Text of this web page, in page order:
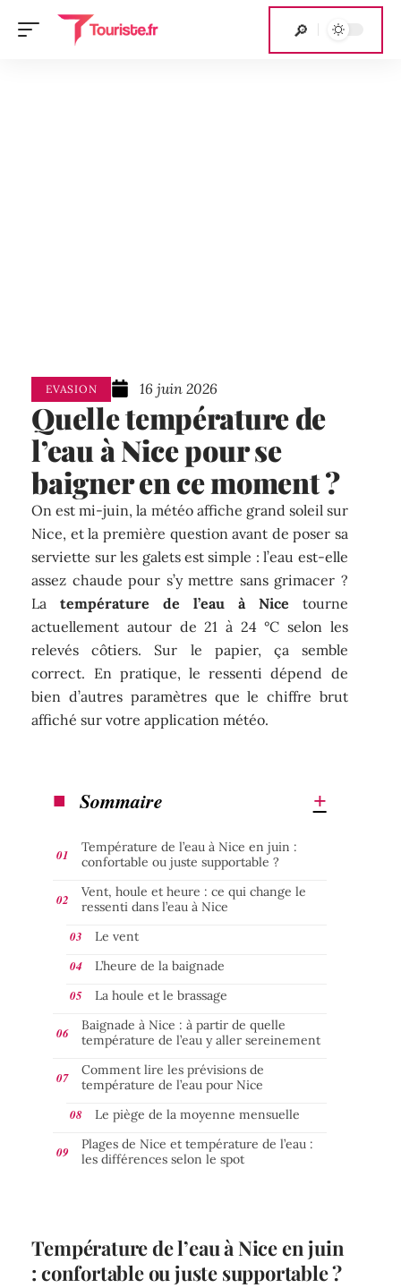
EVASION 16 juin 2026
Quelle température de
l’eau à Nice pour se
baigner en ce moment ?
On est mi-juin, la météo affiche grand soleil sur
Nice, et la première question avant de poser sa
serviette sur les galets est simple : l’eau est-elle
assez chaude pour s’y mettre sans grimacer ?
Latempérature de l’eau à Nice tourne
actuellement autour de 21 à 24 °C selon les
relevés côtiers. Sur le papier, ça semble
correct. En pratique, le ressenti dépend de
bien d’autres paramètres que le chiffre brut
affiché sur votre application météo.
Sommaire
Température de l’eau à Nice en juin :
confortable ou juste supportable ?
Vent, houle et heure : ce qui change le
ressenti dans l’eau à Nice
Le vent
L’heure de la baignade
La houle et le brassage
Baignade à Nice : à partir de quelle
température de l’eau y aller sereinement
Comment lire les prévisions de
température de l’eau pour Nice
Le piège de la moyenne mensuelle
Plages de Nice et température de l’eau :
les différences selon le spot
Température de l’eau à Nice en juin
: confortable ou juste supportable ?